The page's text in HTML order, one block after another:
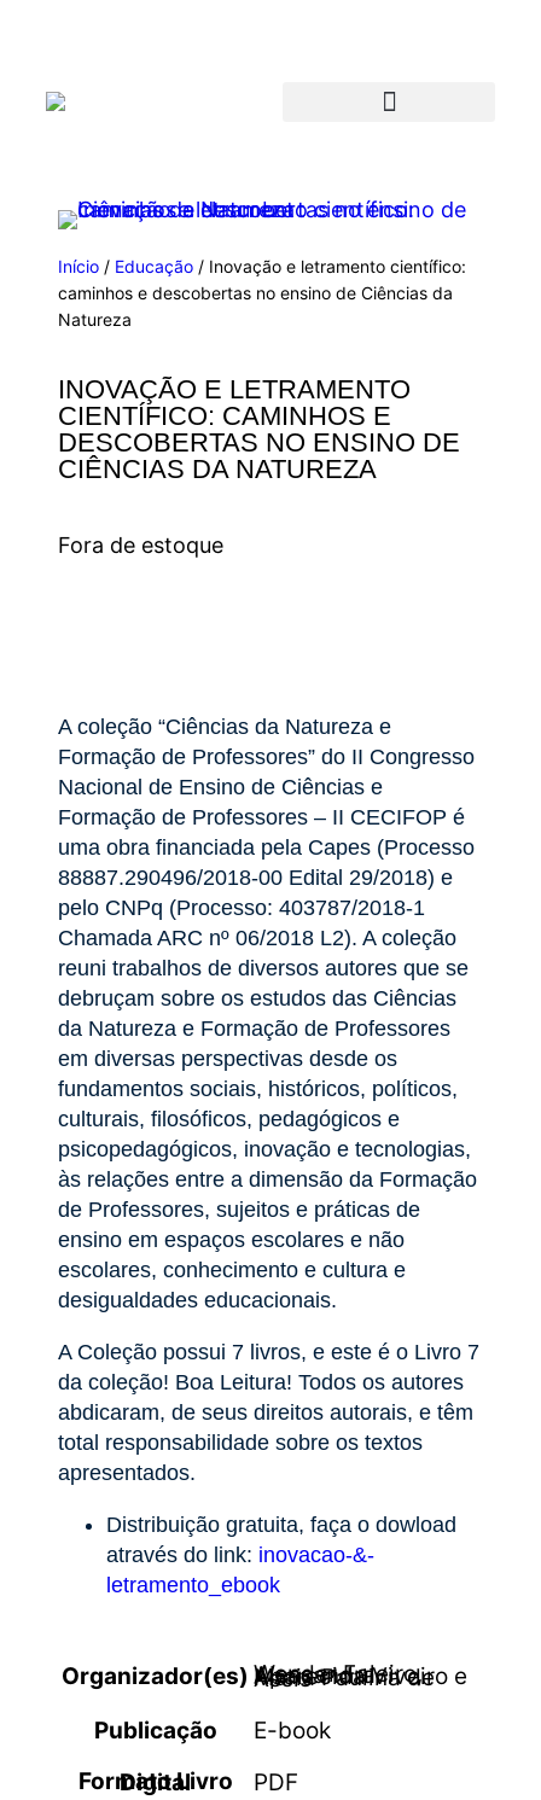
Início / Educação / Inovação e letramento científico:
caminhos e descobertas no ensino de Ciências da
Natureza
INOVAÇÃO E LETRAMENTO
CIENTÍFICO: CAMINHOS E
DESCOBERTAS NO ENSINO DE
CIÊNCIAS DA NATUREZA
Fora de estoque
A coleção “Ciências da Natureza e
Formação de Professores” do II Congresso
Nacional de Ensino de Ciências e
Formação de Professores – II CECIFOP é
uma obra financiada pela Capes (Processo
88887.290496/2018-00 Edital 29/2018) e
pelo CNPq (Processo: 403787/2018-1
Chamada ARC nº 06/2018 L2). A coleção
reuni trabalhos de diversos autores que se
debruçam sobre os estudos das Ciências
da Natureza e Formação de Professores
em diversas perspectivas desde os
fundamentos sociais, históricos, políticos,
culturais, filosóficos, pedagógicos e
psicopedagógicos, inovação e tecnologias,
às relações entre a dimensão da Formação
de Professores, sujeitos e práticas de
ensino em espaços escolares e não
escolares, conhecimento e cultura e
desigualdades educacionais.
A Coleção possui 7 livros, e este é o Livro 7
da coleção! Boa Leitura! Todos os autores
abdicaram, de seus direitos autorais, e têm
total responsabilidade sobre os textos
apresentados.
Distribuição gratuita, faça o dowload
através do link: inovacao-&-
letramento_ebook
Organizador(es) Wender Faleiro, Alessandra Aparecida Viveiro e Maria Paulina de Assis
Publicação
E-book
Formato Livro Digital
PDF